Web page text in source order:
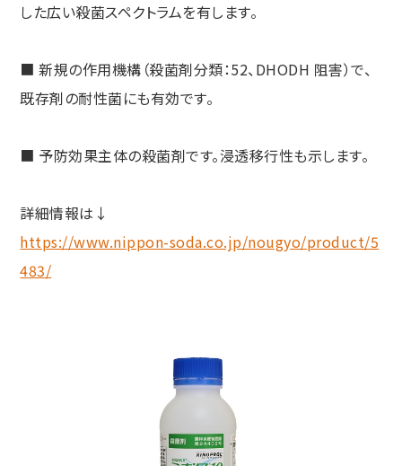
した広い殺菌スペクトラムを有します。
■ 新規の作用機構（殺菌剤分類：52、DHODH 阻害）で、
既存剤の耐性菌にも有効です。
■ 予防効果主体の殺菌剤です。浸透移行性も示します。
詳細情報は↓
https://www.nippon-soda.co.jp/nougyo/product/5
483/